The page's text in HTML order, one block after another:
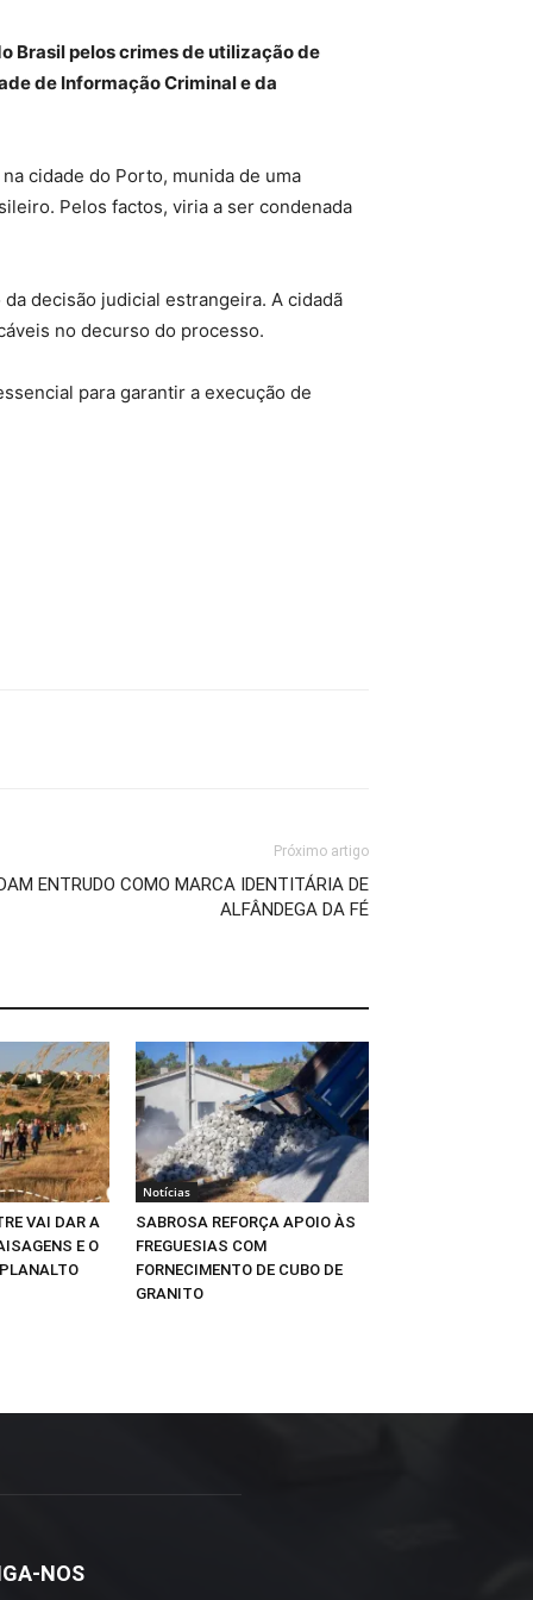
Brasil pelos crimes de utilização de
de Informação Criminal e da
cidade do Porto, munida de uma
Pelos factos, viria a ser condenada
decisão judicial estrangeira. A cidadã
no decurso do processo.
para garantir a execução de
Próximo artigo
ENTRUDO COMO MARCA IDENTITÁRIA DE
ALFÂNDEGA DA FÉ
VAI DAR A
E O
Notícias
SABROSA REFORÇA APOIO ÀS
FREGUESIAS COM
FORNECIMENTO DE CUBO DE
GRANITO
NOS